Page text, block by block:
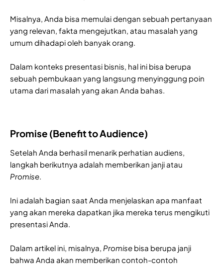
Misalnya, Anda bisa memulai dengan sebuah pertanyaan
yang relevan, fakta mengejutkan, atau masalah yang
umum dihadapi oleh banyak orang.
Dalam konteks presentasi bisnis, hal ini bisa berupa
sebuah pembukaan yang langsung menyinggung poin
utama dari masalah yang akan Anda bahas.
Promise (Benefit to Audience)
Setelah Anda berhasil menarik perhatian audiens,
langkah berikutnya adalah memberikan janji atau
Promise
Ini adalah bagian saat Anda menjelaskan apa manfaat
yang akan mereka dapatkan jika mereka terus mengikuti
presentasi Anda.
Dalam artikel ini, misalnya, Promise bisa berupa janji
bahwa Anda akan memberikan contoh-contoh